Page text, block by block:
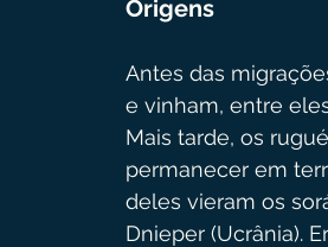
Origens
Antes das
e vinham, entre
Mais tarde, os
permanecer em
deles vieram os
Dnieper (Ucrânia).